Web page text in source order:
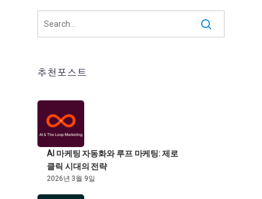
추천포스트
AI 마케팅 자동화와 루프 마케팅: 제로
클릭 시대의 전략
2026년 3월 9일